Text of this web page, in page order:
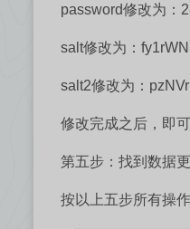
password修改为：
salt修改为：
salt2修改为：
修改完成之后，即
第五步：找到数据
按以上五步所有操